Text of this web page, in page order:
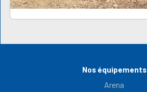
Nos équipements
Arena